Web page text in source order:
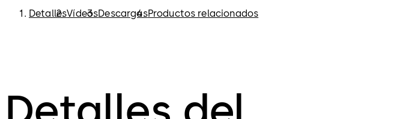
DetallesVídeosDescargasProductos relacionados